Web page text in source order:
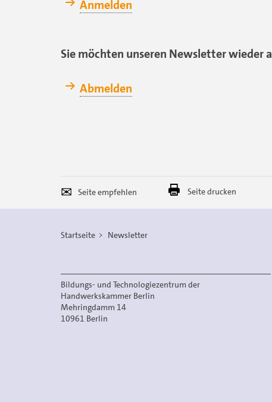
Anmelden
Sie möchten unseren Newsletter wieder
Abmelden
Seite
empfehlen
Per
Mail
Seite drucken
Startseite Newsletter
Bildungs- und Technologiezentrum der
Handwerkskammer Berlin
Mehringdamm 14
10961 Berlin